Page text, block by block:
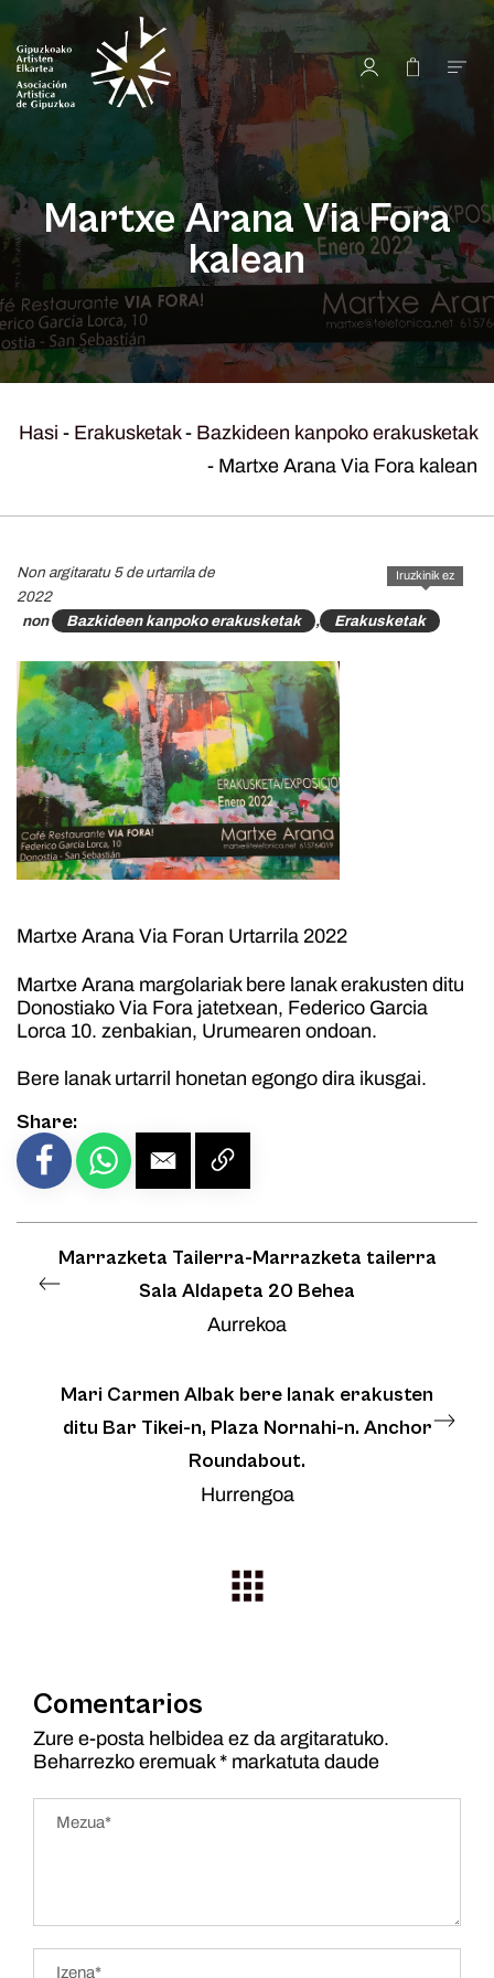
Martxe Arana Via Fora
kalean
Hasi - Erakusketak- Bazkideen kanpoko erakusketak
- Martxe Arana Via Fora kalean
Iruzkinik ez
Non argitaratu 5 de urtarrila de
2022
non
Bazkideen kanpoko erakusketak , Erakusketak
Martxe Arana Via Foran Urtarrila 2022
Martxe Arana margolariak bere lanak erakusten ditu
Donostiako Via Fora jatetxean, Federico Garcia
Lorca 10. zenbakian, Urumearen ondoan.
Bere lanak urtarril honetan egongo dira ikusgai.
Share:
Marrazketa Tailerra-Marrazketa tailerra
Sala Aldapeta 20 Behea
Aurrekoa
Mari Carmen Albak bere lanak erakusten
ditu Bar Tikei-n, Plaza Nornahi-n. Anchor
Roundabout.
Hurrengoa
Comentarios
Zure e-posta helbidea ez da argitaratuko.
Beharrezko eremuak * markatuta daude